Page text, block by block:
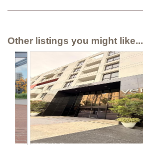
Other listings you might like...